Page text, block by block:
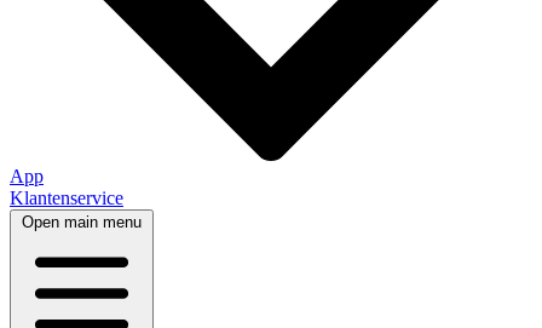
App
Klantenservice
Open main menu